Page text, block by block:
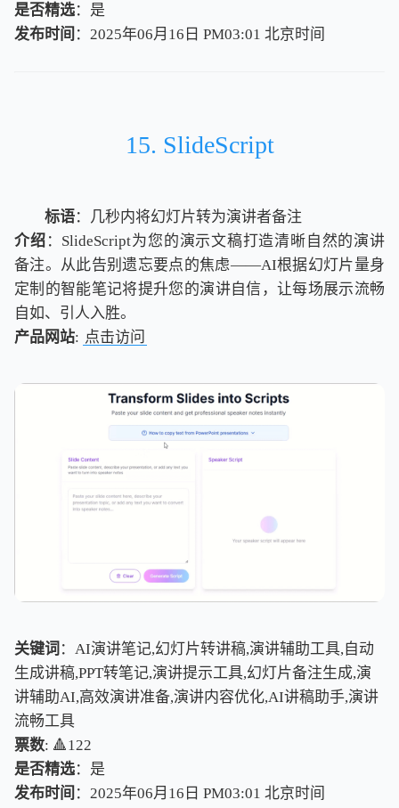
是否精选：是
发布时间 ：2025年06月16日 PM03:01 北京时间
北京时间
15. SlideScript
标语：几秒内将幻灯片转为演讲者备注
介绍 ：SlideScript为您的演示文稿打造清晰自然的演讲
备注。从此告别遗忘要点的焦虑——AI根据幻灯片量身
定制的智能笔记将提升您的演讲自信，让每场展示流畅
自如、引人入胜。
产品网站: 点击访问
关键词 ：AI演讲笔记,幻灯片转讲稿,演讲辅助工具,自动
生成讲稿,PPT转笔记,演讲提示工具,幻灯片备注生成,演
讲辅助AI,高效演讲准备,演讲内容优化,AI讲稿助手,演讲
流畅工具
票数: 🔺122
是否精选：是
发布时间 ：2025年06月16日 PM03:01 北京时间
北京时间